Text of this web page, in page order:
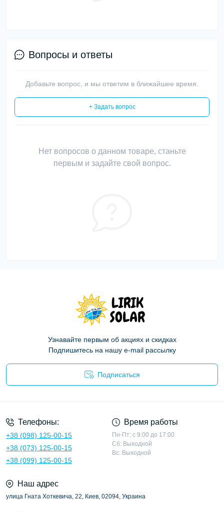
Вопросы и ответы
Добавьте вопрос, и мы ответим в ближайшее время.
+ Задать вопрос
Нет вопросов о данном товаре, станьте
первым и задайте свой вопрос.
Узнавайте первым об акциях и скидках
Подпишитесь на нашу e-mail рассылку
Подписаться
Телефоны:
+38 (098) 125-00-15
+38 (073) 125-00-15
+38 (099) 125-00-15
Время работы
Пн-Пт: с 9:00 до 17:00
Сб: Выходной
Вс: Выходной
Наш адрес
улица Гната Хоткевича, 22, Киев, 02094, Украина